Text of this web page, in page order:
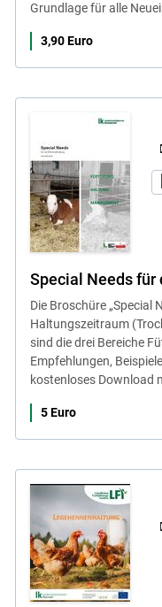
Grundlage für alle
3,90 Euro
Special Needs
Die Broschüre „Special
Haltungszeitraum
sind die drei Bereiche
Empfehlungen,
kostenloses Download
5 Euro